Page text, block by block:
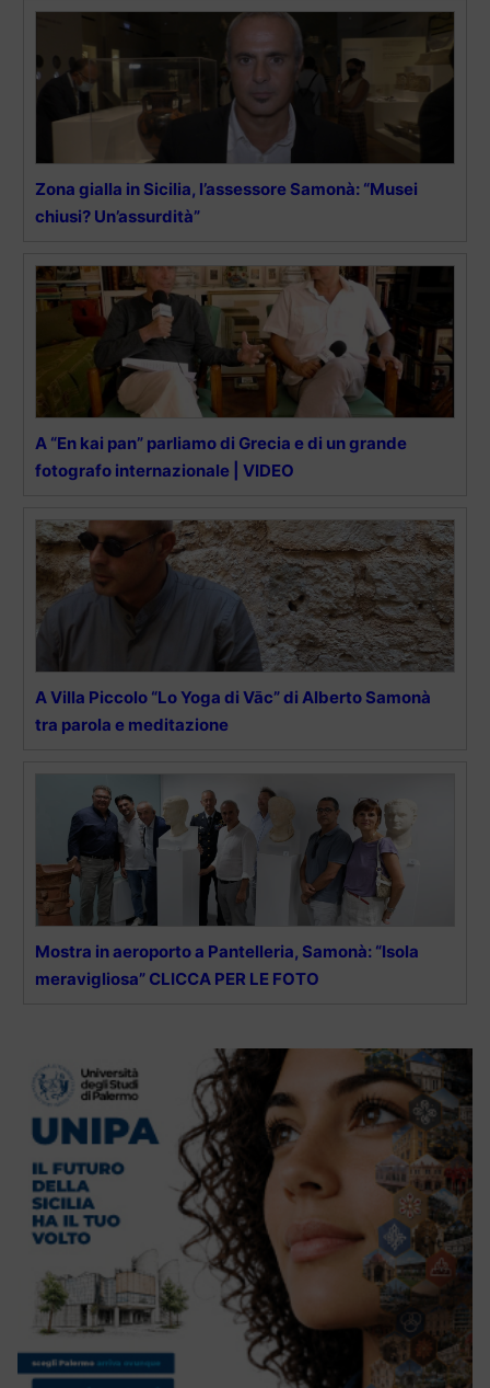
Zona gialla in Sicilia, l’assessore Samonà: “Musei
chiusi? Un’assurdità”
A “En kai pan” parliamo di Grecia e di un grande
fotografo internazionale | VIDEO
A Villa Piccolo “Lo Yoga di Vāc” di Alberto Samonà
tra parola e meditazione
Mostra in aeroporto a Pantelleria, Samonà: “Isola
meravigliosa” CLICCA PER LE FOTO